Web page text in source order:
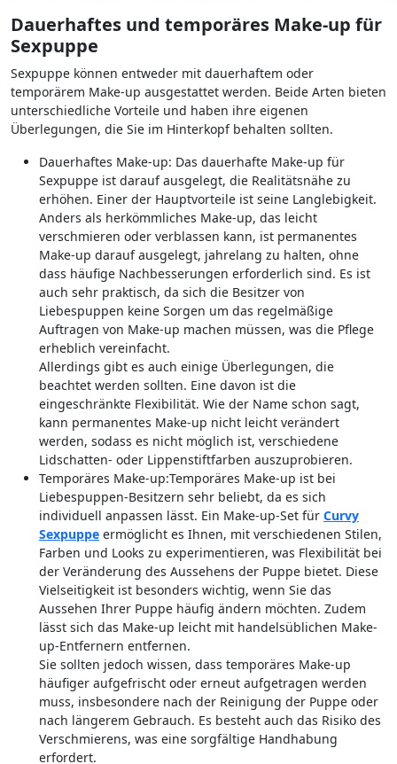
Dauerhaftes und temporäres Make-up für
Sexpuppe
Sexpuppe können entweder mit dauerhaftem oder
temporärem Make-up ausgestattet werden. Beide Arten bieten
unterschiedliche Vorteile und haben ihre eigenen
Überlegungen, die Sie im Hinterkopf behalten sollten.
Dauerhaftes Make-up: Das dauerhafte Make-up für
Sexpuppe ist darauf ausgelegt, die Realitätsnähe zu
erhöhen. Einer der Hauptvorteile ist seine Langlebigkeit.
Anders als herkömmliches Make-up, das leicht
verschmieren oder verblassen kann, ist permanentes
Make-up darauf ausgelegt, jahrelang zu halten, ohne
dass häufige Nachbesserungen erforderlich sind. Es ist
auch sehr praktisch, da sich die Besitzer von
Liebespuppen keine Sorgen um das regelmäßige
Auftragen von Make-up machen müssen, was die Pflege
erheblich vereinfacht.
Allerdings gibt es auch einige Überlegungen, die
beachtet werden sollten. Eine davon ist die
eingeschränkte Flexibilität. Wie der Name schon sagt,
kann permanentes Make-up nicht leicht verändert
werden, sodass es nicht möglich ist, verschiedene
Lidschatten- oder Lippenstiftfarben auszuprobieren.
Temporäres Make-up:Temporäres Make-up ist bei
Liebespuppen-Besitzern sehr beliebt, da es sich
individuell anpassen lässt. Ein Make-up-Set für Curvy
Sexpuppe ermöglicht es Ihnen, mit verschiedenen Stilen,
Farben und Looks zu experimentieren, was Flexibilität bei
der Veränderung des Aussehens der Puppe bietet. Diese
Vielseitigkeit ist besonders wichtig, wenn Sie das
Aussehen Ihrer Puppe häufig ändern möchten. Zudem
lässt sich das Make-up leicht mit handelsüblichen Make-
up-Entfernern entfernen.
Sie sollten jedoch wissen, dass temporäres Make-up
häufiger aufgefrischt oder erneut aufgetragen werden
muss, insbesondere nach der Reinigung der Puppe oder
nach längerem Gebrauch. Es besteht auch das Risiko des
Verschmierens, was eine sorgfältige Handhabung
erfordert.